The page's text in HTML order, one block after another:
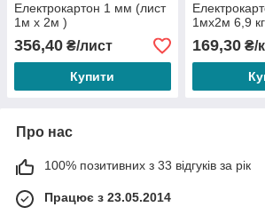
Електрокартон 1 мм (лист
1м х 2м )
356,40 ₴/лист
Купити
1мх2м 6,9
169,30₴/
Про нас
100% позитивних з 33 відгуків за рік
Працює з 23.05.2014